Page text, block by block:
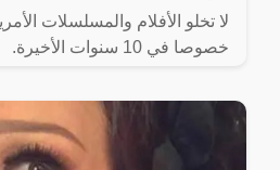
لا تخلو الأفلام والمسلسلات
خصوصا في 10 سنوات الأخيرة.